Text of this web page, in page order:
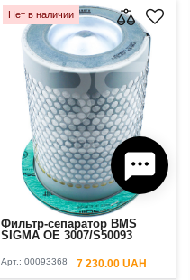
Нет в наличии
Фильтр-сепаратор BMS
SIGMA OE 3007/S50093
Арт.: 00093368 7 230.00 UAH